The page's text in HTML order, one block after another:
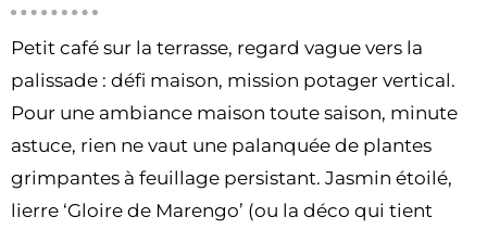
Petit café sur la terrasse, regard vague vers la
palissade : défi maison, mission potager vertical.
Pour une ambiance maison toute saison, minute
astuce, rien ne vaut une palanquée de plantes
grimpantes à feuillage persistant. Jasmin étoilé,
lierre ‘Gloire de Marengo’ (ou la déco qui tient